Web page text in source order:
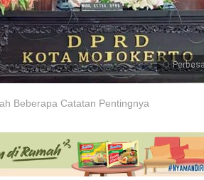
Beberapa Catatan Pentingnya